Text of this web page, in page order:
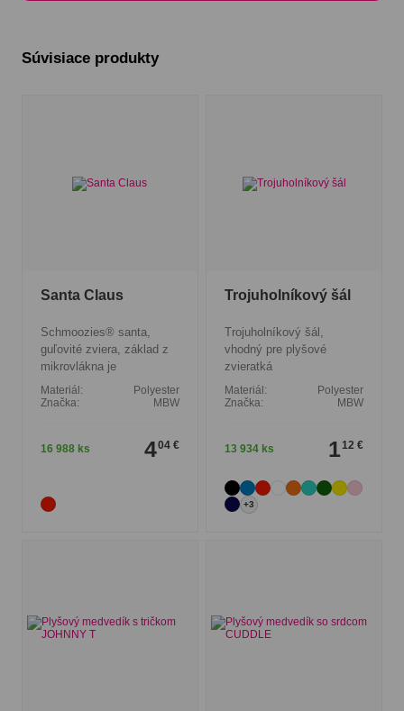
Súvisiace produkty
Santa Claus
Schmoozies® santa,
guľovité zviera, základ z
mikrovlákna je
Materiál:
Polyester
Značka:
MBW
16 988 ks 4 04 €
Trojuholníkový šál
Trojuholníkový šál,
vhodný pre plyšové
zvieratká
Materiál:
Polyester
Značka:
MBW
13 934 ks 1 12 €
+3